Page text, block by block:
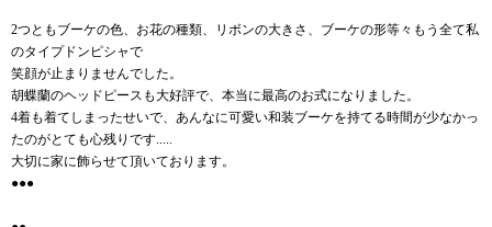
2つともブーケの色、お花の種類、リボンの大きさ、ブーケの形等々もう全て私
のタイプドンピシャで
笑顔が止まりませんでした。
胡蝶蘭のヘッドピースも大好評で、本当に最高のお式になりました。
4着も着てしまったせいで、あんなに可愛い和装ブーケを持てる時間が少なかっ
たのがとても心残りです.....
大切に家に飾らせて頂いております。
●●●